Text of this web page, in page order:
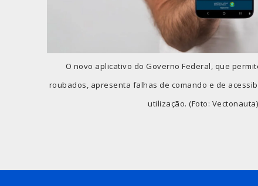
O novo aplicativo do Governo Federal, que
roubados, apresenta falhas de comando e de
utilização. (Foto: Vectonauta)